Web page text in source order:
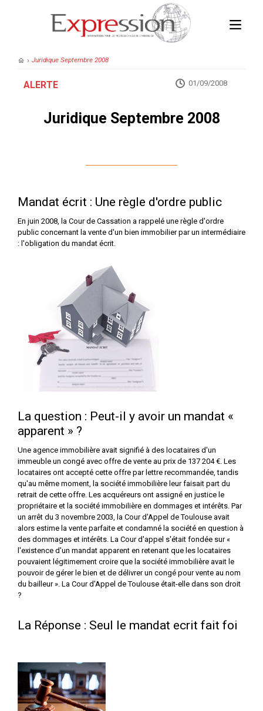
› Juridique Septembre 2008
ALERTE 01/09/2008
Juridique Septembre 2008
Mandat écrit : Une règle d'ordre public
En juin 2008, la Cour de Cassation a rappelé une règle d'ordre
public concernant la vente d'un bien immobilier par un intermédiaire
: l'obligation du mandat écrit.
La question : Peut-il y avoir un mandat «
apparent » ?
Une agence immobilière avait signifié à des locataires d'un
immeuble un congé avec offre de vente au prix de 137 204 €. Les
locataires ont accepté cette offre par lettre recommandée, tandis
qu'au même moment, la société immobilière leur faisait part du
retrait de cette offre. Les acquéreurs ont assigné en justice le
propriétaire et la société immobilière en dommages et intérêts. Par
un arrêt du 3 novembre 2003, la Cour d'Appel de Toulouse avait
alors estime la vente parfaite et condamné la société en question à
des dommages et intérêts. La Cour d'appel s'était fondée sur «
l'existence d'un mandat apparent en retenant que les locataires
pouvaient légitimement croire que la société immobilière avait le
pouvoir de gérer le bien et de délivrer un congé pour vente au nom
du bailleur ». La Cour d'Appel de Toulouse était-elle dans son droit
?
La Réponse : Seul le mandat ecrit fait foi